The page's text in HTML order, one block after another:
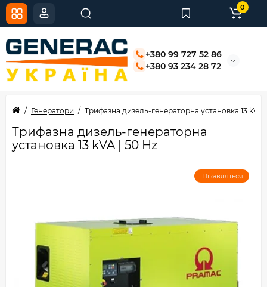
+380 99 727 52 86
+380 93 234 28 72
0
Генератори Трифазна дизель-генераторна установка 13 kVA
Трифазна дизель-генераторна
установка 13 kVA | 50 Hz
Цікавляться